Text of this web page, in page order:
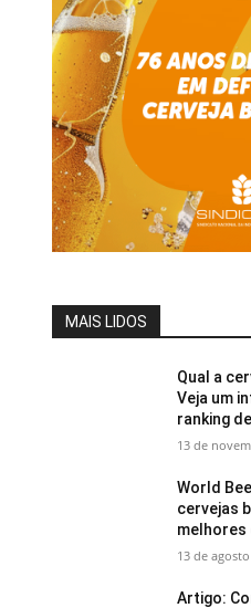
MAIS LIDOS
Qual a
Veja um
ranking
13 de
World
cervejas
melhores
13 de
Artigo: